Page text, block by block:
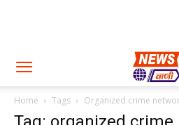
Home Tags Organized crime